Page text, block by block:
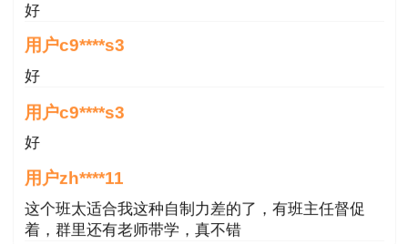
和市相关政策调整，按照新政策执行。
重庆市发展和改革委员会重庆市财政局
好
用户c9****s3
好
用户c9****s3
好
用户zh****11
这个班太适合我这种自制力差的了，有班主任督促
着，群里还有老师带学，真不错